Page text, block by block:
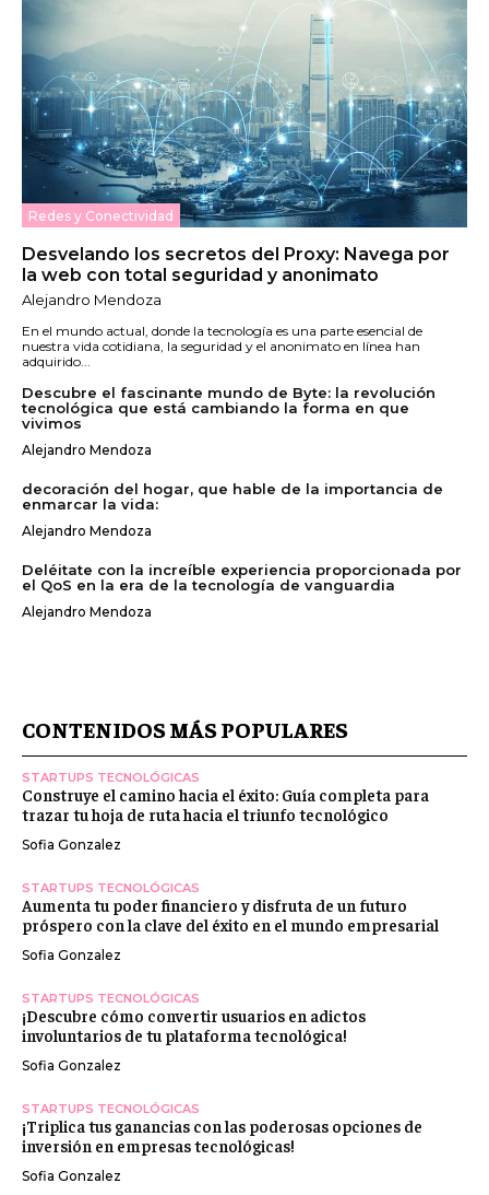
Redes y Conectividad
Desvelando los secretos del Proxy: Navega por
la web con total seguridad y anonimato
Alejandro Mendoza
En el mundo actual, donde la tecnología es una parte esencial de
nuestra vida cotidiana, la seguridad y el anonimato en línea han
adquirido...
Descubre el fascinante mundo de Byte: la revolución
tecnológica que está cambiando la forma en que
vivimos
Alejandro Mendoza
decoración del hogar, que hable de la importancia de
enmarcar la vida:
Alejandro Mendoza
Deléitate con la increíble experiencia proporcionada por
el QoS en la era de la tecnología de vanguardia
Alejandro Mendoza
CONTENIDOS MÁS POPULARES
STARTUPS TECNOLÓGICAS
Construye el camino hacia el éxito: Guía completa para
trazar tu hoja de ruta hacia el triunfo tecnológico
Sofia Gonzalez
STARTUPS TECNOLÓGICAS
Aumenta tu poder financiero y disfruta de un futuro
próspero con la clave del éxito en el mundo empresarial
Sofia Gonzalez
STARTUPS TECNOLÓGICAS
¡Descubre cómo convertir usuarios en adictos
involuntarios de tu plataforma tecnológica!
Sofia Gonzalez
STARTUPS TECNOLÓGICAS
¡Triplica tus ganancias con las poderosas opciones de
inversión en empresas tecnológicas!
Sofia Gonzalez